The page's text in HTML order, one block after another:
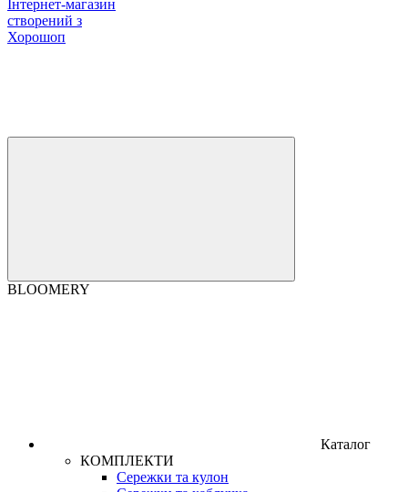
Інтернет-магазин
створений з
Хорошоп
BLOOMERY
Каталог
КОМПЛЕКТИ
Сережки та кулон